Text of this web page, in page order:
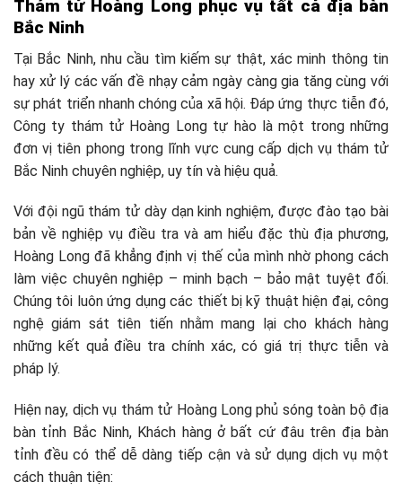
Thám tử Hoàng Long phục vụ tất cả địa bàn
Bắc Ninh
Tại Bắc Ninh, nhu cầu tìm kiếm sự thật, xác minh thông tin
hay xử lý các vấn đề nhạy cảm ngày càng gia tăng cùng với
sự phát triển nhanh chóng của xã hội. Đáp ứng thực tiễn đó,
Công ty thám tử Hoàng Long tự hào là một trong những
đơn vị tiên phong trong lĩnh vực cung cấp dịch vụ thám tử
Bắc Ninh chuyên nghiệp, uy tín và hiệu quả.
Với đội ngũ thám tử dày dạn kinh nghiệm, được đào tạo bài
bản về nghiệp vụ điều tra và am hiểu đặc thù địa phương,
Hoàng Long đã khẳng định vị thế của mình nhờ phong cách
làm việc chuyên nghiệp – minh bạch – bảo mật tuyệt đối.
Chúng tôi luôn ứng dụng các thiết bị kỹ thuật hiện đại, công
nghệ giám sát tiên tiến nhằm mang lại cho khách hàng
những kết quả điều tra chính xác, có giá trị thực tiễn và
pháp lý.
Hiện nay, dịch vụ thám tử Hoàng Long phủ sóng toàn bộ địa
bàn tỉnh Bắc Ninh, Khách hàng ở bất cứ đâu trên địa bàn
tỉnh đều có thể dễ dàng tiếp cận và sử dụng dịch vụ một
cách thuận tiện: